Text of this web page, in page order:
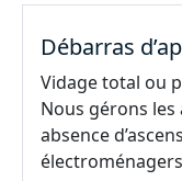
Débarras
Vidage total ou
Nous gérons les
absence